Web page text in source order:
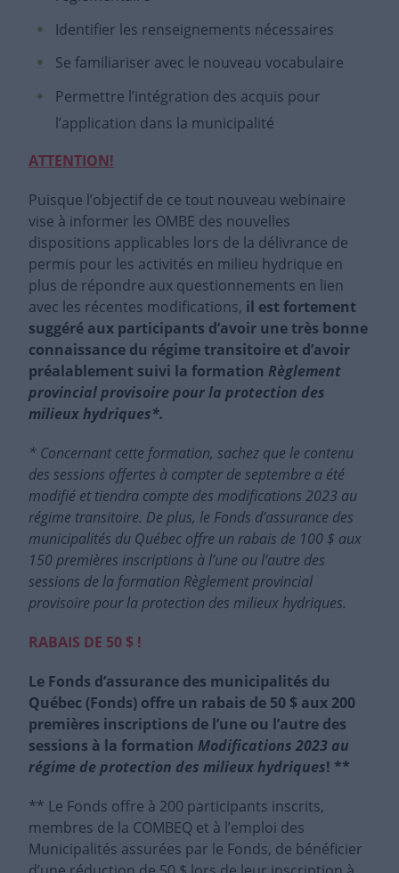
Identifier les renseignements nécessaires
Se familiariser avec le nouveau vocabulaire
Permettre l’intégration des acquis pour
l’application dans la municipalité
ATTENTION!
Puisque l’objectif de ce tout nouveau webinaire
vise à informer les OMBE des nouvelles
dispositions applicables lors de la délivrance de
permis pour les activités en milieu hydrique en
plus de répondre aux questionnements en lien
avec les récentes modifications, il est fortement
suggéré aux participants d’avoir une très bonne
connaissance du régime transitoire et d’avoir
préalablement suivi la formation Règlement
provincial provisoire pour la protection des
milieux hydriques*.
* Concernant cette formation, sachez que le contenu
des sessions offertes à compter de septembre a été
modifié et tiendra compte des modifications 2023 au
régime transitoire. De plus, le Fonds d’assurance des
municipalités du Québec offre un rabais de 100 $ aux
150 premières inscriptions à l’une ou l’autre des
sessions de la formation Règlement provincial
provisoire pour la protection des milieux hydriques.
RABAIS DE 50 $ !
Le Fonds d’assurance des municipalités du
Québec (Fonds) offre un rabais de 50 $ aux 200
premières inscriptions de l’une ou l’autre des
sessions à la formation Modifications 2023 au
régime de protection des milieux hydriques! **
** Le Fonds offre à 200 participants inscrits,
membres de la COMBEQ et à l’emploi des
Municipalités assurées par le Fonds, de bénéficier